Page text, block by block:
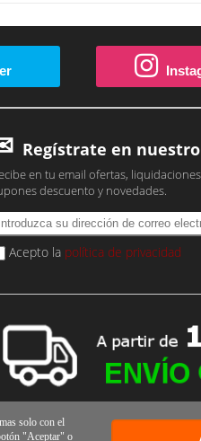
Regístrate en
en tu email ofertas,
descuento y novedades.
Acepto la política de privacidad
solo con el
"Aceptar" o